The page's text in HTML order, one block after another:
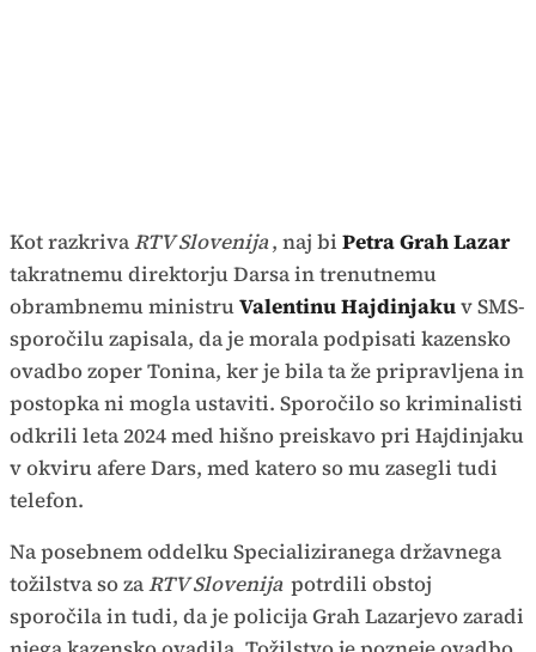
Kot razkrivaRTV Slovenija, naj bi Petra Grah Lazar
takratnemu direktorju Darsa in trenutnemu
obrambnemu ministruValentinu Hajdinjakuv SMS-
sporočilu zapisala, da je morala podpisati kazensko
ovadbo zoper Tonina, ker je bila ta že pripravljena in
postopka ni mogla ustaviti. Sporočilo so kriminalisti
odkrili leta 2024 med hišno preiskavo pri Hajdinjaku
v okviru afere Dars, med katero so mu zasegli tudi
telefon.
Na posebnem oddelku Specializiranega državnega
tožilstva so zaRTV Slovenija potrdili obstoj
sporočila in tudi, da je policija Grah Lazarjevo zaradi